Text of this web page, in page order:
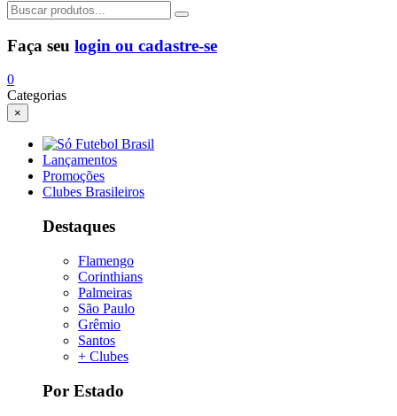
Faça seu login ou cadastre-se
0
Categorias
×
Lançamentos
Promoções
Clubes Brasileiros
Destaques
Flamengo
Corinthians
Palmeiras
São Paulo
Grêmio
Santos
+ Clubes
Por Estado